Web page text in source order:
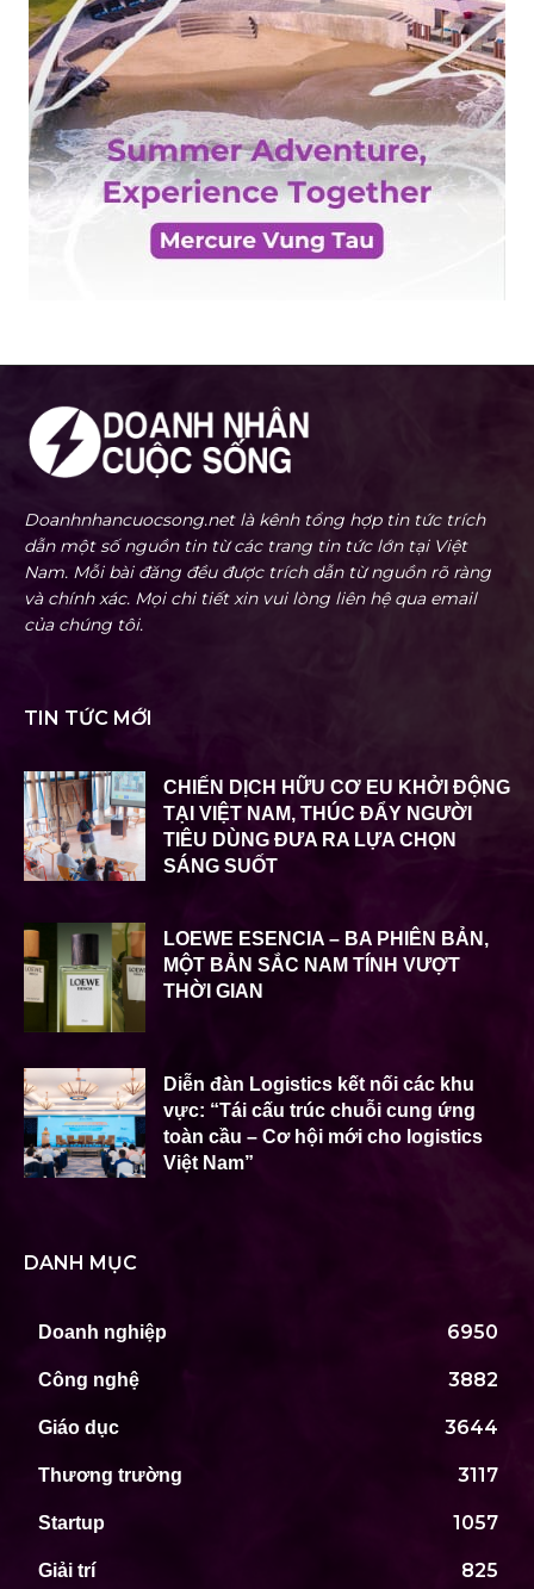
Doanhnhancuocsong.net là kênh tổng hợp tin tức trích
dẫn một số nguồn tin từ các trang tin tức lớn tại Việt
Nam. Mỗi bài đăng đều được trích dẫn từ nguồn rõ ràng
và chính xác. Mọi chi tiết xin vui lòng liên hệ qua email
của chúng tôi.
TIN TỨC MỚI
CHIẾN DỊCH HỮU CƠ EU KHỞI ĐỘNG
TẠI VIỆT NAM, THÚC ĐẨY NGƯỜI
TIÊU DÙNG ĐƯA RA LỰA CHỌN
SÁNG SUỐT
LOEWE ESENCIA – BA PHIÊN BẢN,
MỘT BẢN SẮC NAM TÍNH VƯỢT
THỜI GIAN
Diễn đàn Logistics kết nối các khu
vực: “Tái cấu trúc chuỗi cung ứng
toàn cầu – Cơ hội mới cho logistics
Việt Nam”
DANH MỤC
Doanh nghiệp 6950
Công nghệ 3882
Giáo dục 3644
Thương trường 3117
Startup 1057
Giải trí 825